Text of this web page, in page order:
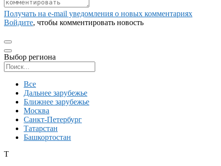
Получать на e‑mail уведомления о новых комментариях
Войдите, чтобы комментировать новость
Выбор региона
Все
Дальнее зарубежье
Ближнее зарубежье
Москва
Санкт-Петербург
Татарстан
Башкортостан
Т